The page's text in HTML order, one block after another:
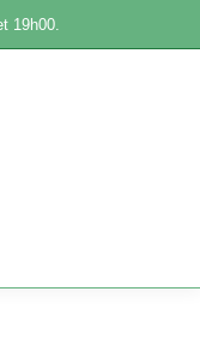
19h00.